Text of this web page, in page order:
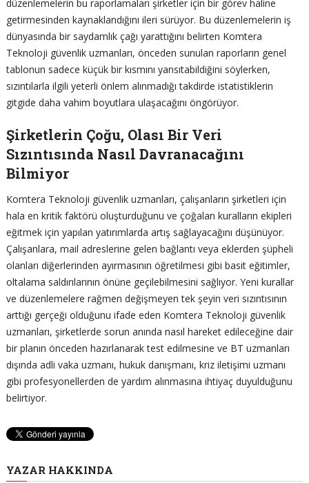
düzenlemelerin bu raporlamaları şirketler için bir görev haline
getirmesinden kaynaklandığını ileri sürüyor. Bu düzenlemelerin iş
dünyasında bir saydamlık çağı yarattığını belirten Komtera
Teknoloji güvenlik uzmanları, önceden sunulan raporların genel
tablonun sadece küçük bir kısmını yansıtabildiğini söylerken,
sızıntılarla ilgili yeterli önlem alınmadığı takdirde istatistiklerin
gitgide daha vahim boyutlara ulaşacağını öngörüyor.
Şirketlerin Çoğu, Olası Bir Veri
Sızıntısında Nasıl Davranacağını
Bilmiyor
Komtera Teknoloji güvenlik uzmanları, çalışanların şirketleri için
hala en kritik faktörü oluşturduğunu ve çoğalan kuralların ekipleri
eğitmek için yapılan yatırımlarda artış sağlayacağını düşünüyor.
Çalışanlara, mail adreslerine gelen bağlantı veya eklerden şüpheli
olanları diğerlerinden ayırmasının öğretilmesi gibi basit eğitimler,
oltalama saldırılarının önüne geçilebilmesini sağlıyor. Yeni kurallar
ve düzenlemelere rağmen değişmeyen tek şeyin veri sızıntısının
arttığı gerçeği olduğunu ifade eden Komtera Teknoloji güvenlik
uzmanları, şirketlerde sorun anında nasıl hareket edileceğine dair
bir planın önceden hazırlanarak test edilmesine ve BT uzmanları
dışında adli vaka uzmanı, hukuk danışmanı, kriz iletişimi uzmanı
gibi profesyonellerden de yardım alınmasına ihtiyaç duyulduğunu
belirtiyor.
YAZAR HAKKINDA